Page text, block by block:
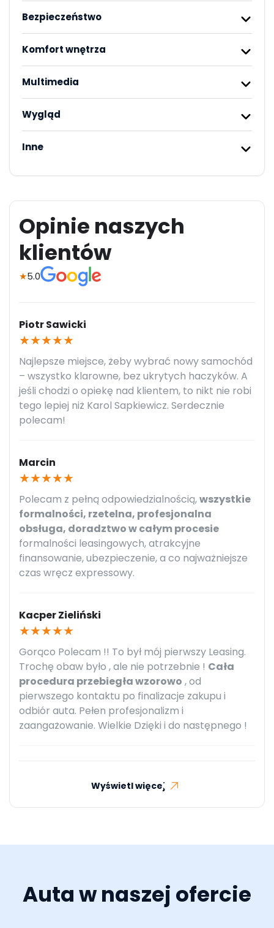
Bezpieczeństwo
Komfort wnętrza
Multimedia
Wygląd
Inne
Opinie naszych
klientów
★5.0
Piotr Sawicki
★★★★★
Najlepsze miejsce, żeby wybrać nowy samochód
– wszystko klarowne, bez ukrytych haczyków. A
jeśli chodzi o opiekę nad klientem, to nikt nie robi
tego lepiej niż Karol Sapkiewicz. Serdecznie
polecam!
Marcin
★★★★★
Polecam z pełną odpowiedzialnością,wszystkie
formalności, rzetelna, profesjonalna
obsługa, doradztwo w całym procesie
formalności leasingowych, atrakcyjne
finansowanie, ubezpieczenie, a co najważniejsze
czas wręcz expressowy.
Kacper Zieliński
★★★★★
Gorąco Polecam !! To był mój pierwszy Leasing.
Trochę obaw było , ale nie potrzebnie ! Cała
procedura przebiegła wzorowo , od
pierwszego kontaktu po finalizacje zakupu i
odbiór auta. Pełen profesjonalizm i
zaangażowanie. Wielkie Dzięki i do następnego !
Wyświetl więcej
Auta w naszej ofercie